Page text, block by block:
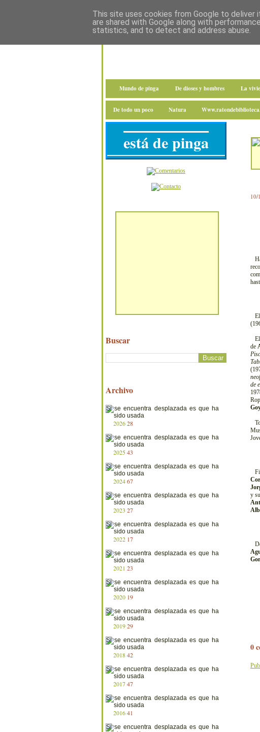
Mundo de pinga De dioses y hombres La
De todo un poco Natura
10/
El
El
de
de
y su
0
está de pinga
Buscar
Archivo
202628
202543
202467
2023 27
2022 17
2021 23
2020 19
201929
201842
201747
201641
This site uses cookies from Google to deliver
are shared with Google along with
statistics, and to detect and address abuse.